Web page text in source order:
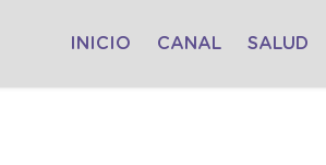
INICIO CANAL SALUD